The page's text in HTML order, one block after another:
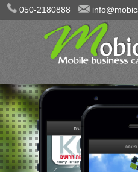
050-2180888